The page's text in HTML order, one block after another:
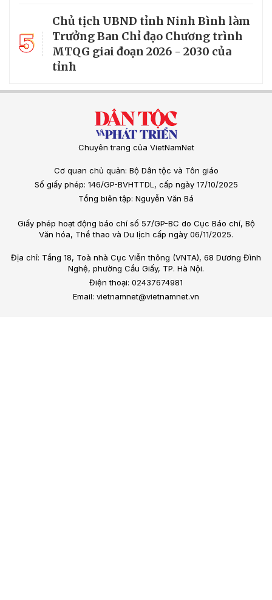
5
Chủ tịch UBND tỉnh Ninh Bình làm
Trưởng Ban Chỉ đạo Chương trình
MTQG giai đoạn 2026 - 2030 của
tỉnh
Chuyên trang của VietNamNet
Cơ quan chủ quản: Bộ Dân tộc và Tôn giáo
Số giấy phép: 146/GP-BVHTTDL, cấp ngày 17/10/2025
Tổng biên tập: Nguyễn Văn Bá
Giấy phép hoạt động báo chí số 57/GP-BC do Cục Báo chí, Bộ
Văn hóa, Thể thao và Du lịch cấp ngày 06/11/2025.
Địa chỉ: Tầng 18, Toà nhà Cục Viễn thông (VNTA), 68 Dương Đình
Nghệ, phường Cầu Giấy, TP. Hà Nội.
Điện thoại: 02437674981
Email: vietnamnet@vietnamnet.vn